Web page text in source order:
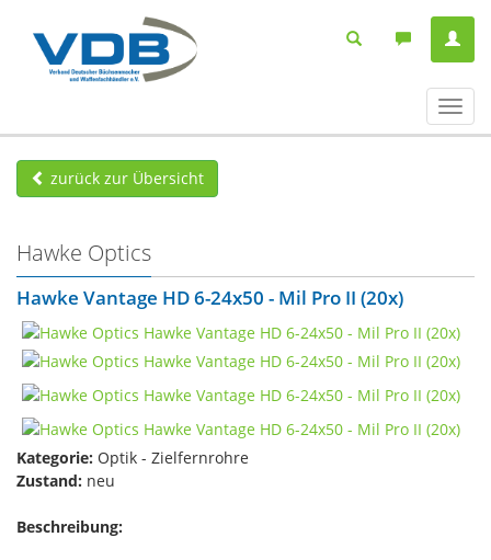
ein-/
zurück zur Übersicht
Hawke Optics
Hawke Vantage HD 6-24x50 - Mil Pro II (20x)
Kategorie: Optik - Zielfernrohre
Zustand: neu
Beschreibung: